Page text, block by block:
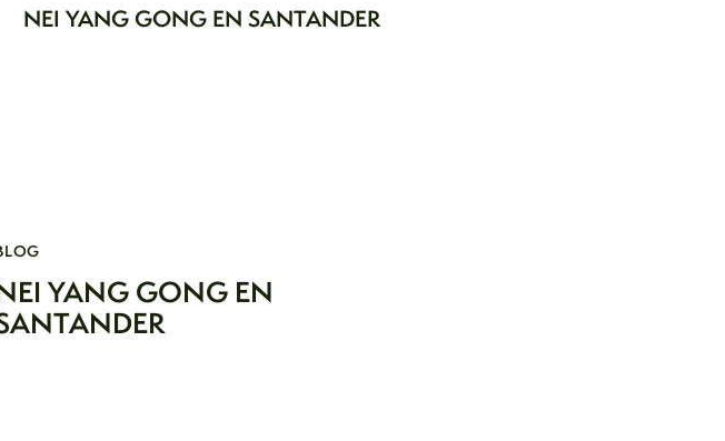
NEI YANG GONG EN SANTANDER
YANG GONG EN